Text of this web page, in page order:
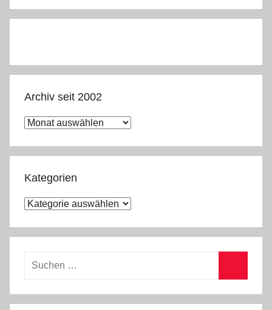
Archiv seit 2002
Archiv
2002
Kategorien
Kategorien
Suchen